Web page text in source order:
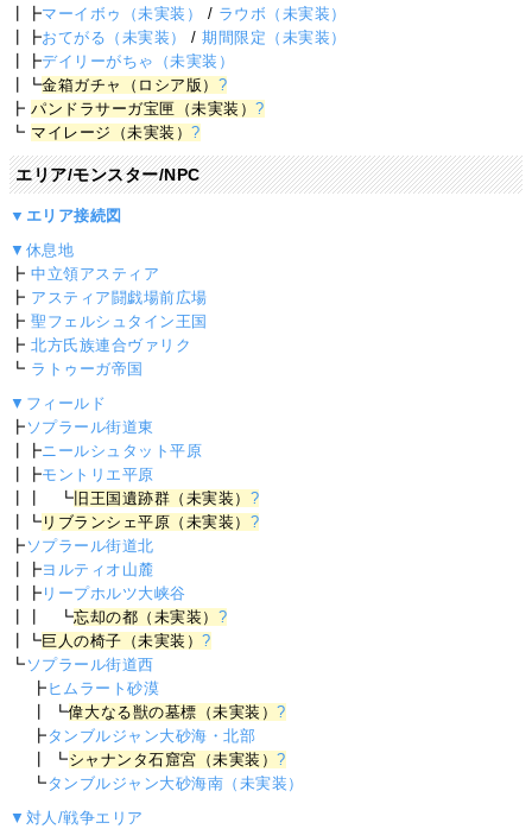
┃┣マーイボゥ（未実装） / ラウボ（未実装）
┃┣おてがる（未実装） /期間限定（未実装）
┃┣デイリーがちゃ（未実装）
┃┗金箱ガチャ（ロシア版） ?
┣パンドラサーガ宝匣（未実装）?
┗ マイレージ（未実装）?
エリア/モンスター/NPC
▼エリア接続図
▼休息地
┣中立領アスティア
┣ アスティア闘戯場前広場
┣聖フェルシュタイン王国
┣北方氏族連合ヴァリク
┗ ラトゥーガ帝国
▼フィールド
┣ ソプラール街道東
┃┣ニールシュタット平原
┃┣モントリエ平原
┃┃ ┗ 旧王国遺跡群（未実装） ?
┃┗ リブランシェ平原（未実装） ?
┣ ソプラール街道北
┃┣ヨルティオ山麓
┃┣ リープホルツ大峡谷
┃┃ ┗忘却の都（未実装） ?
┃┗巨人の椅子（未実装）?
┗ ソプラール街道西
┣ ヒムラート砂漠
┃ ┗偉大なる獣の墓標（未実装）?
┣ タンブルジャン大砂海・北部
┃ ┗シャナンタ石窟宮（未実装）?
┗ タンブルジャン大砂海南（未実装）
▼対人/戦争エリア